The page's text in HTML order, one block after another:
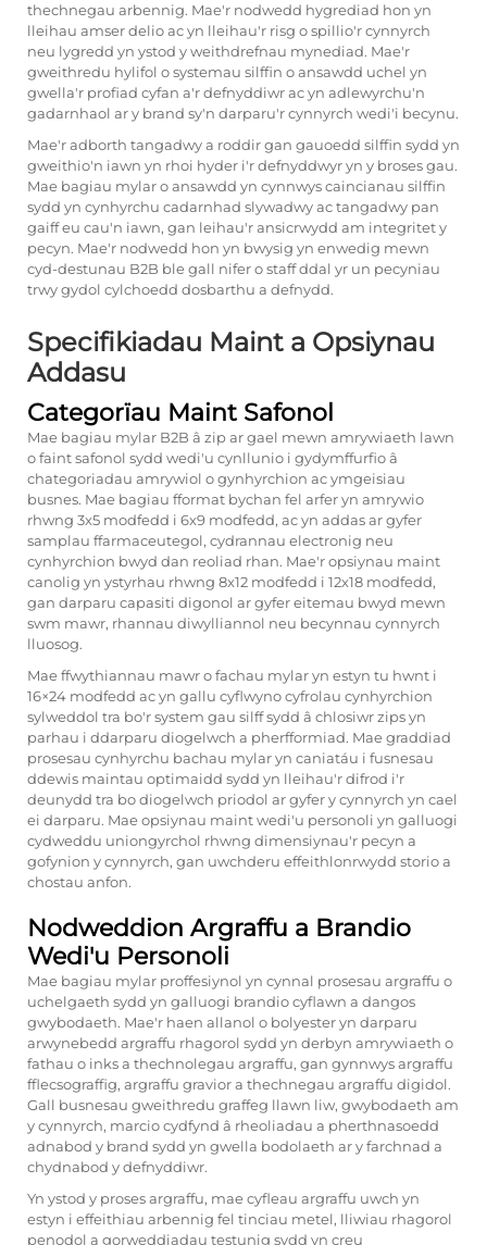
thechnegau arbennig. Mae'r nodwedd hygrediad hon yn
lleihau amser delio ac yn lleihau'r risg o spillio'r cynnyrch
neu lygredd yn ystod y weithdrefnau mynediad. Mae'r
gweithredu hylifol o systemau silffin o ansawdd uchel yn
gwella'r profiad cyfan a'r defnyddiwr ac yn adlewyrchu'n
gadarnhaol ar y brand sy'n darparu'r cynnyrch wedi'i becynu.
Mae'r adborth tangadwy a roddir gan gauoedd silffin sydd yn
gweithio'n iawn yn rhoi hyder i'r defnyddwyr yn y broses gau.
Mae bagiau mylar o ansawdd yn cynnwys caincianau silffin
sydd yn cynhyrchu cadarnhad slywadwy ac tangadwy pan
gaiff eu cau'n iawn, gan leihau'r ansicrwydd am integritet y
pecyn. Mae'r nodwedd hon yn bwysig yn enwedig mewn
cyd-destunau B2B ble gall nifer o staff ddal yr un pecyniau
trwy gydol cylchoedd dosbarthu a defnydd.
Specifikiadau Maint a Opsiynau
Addasu
Categorïau Maint Safonol
Mae bagiau mylar B2B â zip ar gael mewn amrywiaeth lawn
o faint safonol sydd wedi'u cynllunio i gydymffurfio â
chategoriadau amrywiol o gynhyrchion ac ymgeisiau
busnes. Mae bagiau fformat bychan fel arfer yn amrywio
rhwng 3x5 modfedd i 6x9 modfedd, ac yn addas ar gyfer
samplau ffarmaceutegol, cydrannau electronig neu
cynhyrchion bwyd dan reoliad rhan. Mae'r opsiynau maint
canolig yn ystyrhau rhwng 8x12 modfedd i 12x18 modfedd,
gan darparu capasiti digonol ar gyfer eitemau bwyd mewn
swm mawr, rhannau diwylliannol neu becynnau cynnyrch
lluosog.
Mae ffwythiannau mawr o fachau mylar yn estyn tu hwnt i
16×24 modfedd ac yn gallu cyflwyno cyfrolau cynhyrchion
sylweddol tra bo'r system gau silff sydd â chlosiwr zips yn
parhau i ddarparu diogelwch a pherfformiad. Mae graddiad
prosesau cynhyrchu bachau mylar yn caniatáu i fusnesau
ddewis maintau optimaidd sydd yn lleihau'r difrod i'r
deunydd tra bo diogelwch priodol ar gyfer y cynnyrch yn cael
ei darparu. Mae opsiynau maint wedi'u personoli yn galluogi
cydweddu uniongyrchol rhwng dimensiynau'r pecyn a
gofynion y cynnyrch, gan uwchderu effeithlonrwydd storio a
chostau anfon.
Nodweddion Argraffu a Brandio
Wedi'u Personoli
Mae bagiau mylar proffesiynol yn cynnal prosesau argraffu o
uchelgaeth sydd yn galluogi brandio cyflawn a dangos
gwybodaeth. Mae'r haen allanol o bolyester yn darparu
arwynebedd argraffu rhagorol sydd yn derbyn amrywiaeth o
fathau o inks a thechnolegau argraffu, gan gynnwys argraffu
fflecsograffig, argraffu gravior a thechnegau argraffu digidol.
Gall busnesau gweithredu graffeg llawn liw, gwybodaeth am
y cynnyrch, marcio cydfynd â rheoliadau a pherthnasoedd
adnabod y brand sydd yn gwella bodolaeth ar y farchnad a
chydnabod y defnyddiwr.
Yn ystod y proses argraffu, mae cyfleau argraffu uwch yn
estyn i effeithiau arbennig fel tinciau metel, lliwiau rhagorol
penodol a gorweddiadau testunig sydd yn creu